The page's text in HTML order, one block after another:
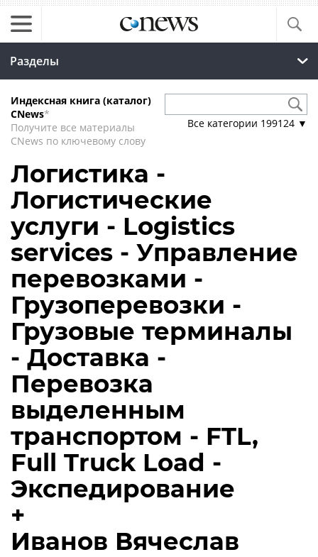
Разделы
Индексная книга (каталог)
CNews*
Получите все материалы
CNews по ключевому слову
Все категории 199124 ▼
Логистика -
Логистические
услуги - Logistics
services - Управление
перевозками -
Грузоперевозки -
Грузовые терминалы
- Доставка -
Перевозка
выделенным
транспортом - FTL,
Full Truck Load -
Экспедирование
+
Иванов Вячеслав